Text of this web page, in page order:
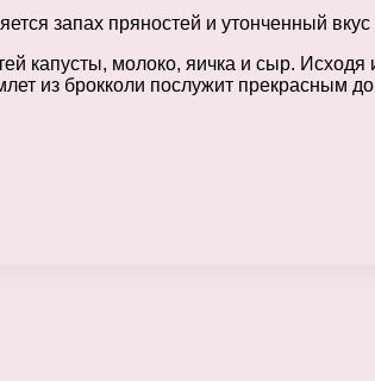
запах пряностей и утонченный
капусты, молоко, яичка и сыр. Исходя
из брокколи послужит прекрасным